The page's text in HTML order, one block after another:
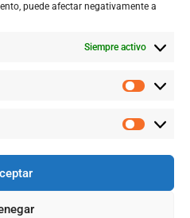
puede afectar negativamente a
Siempre activo
# 128 - 24 Suba